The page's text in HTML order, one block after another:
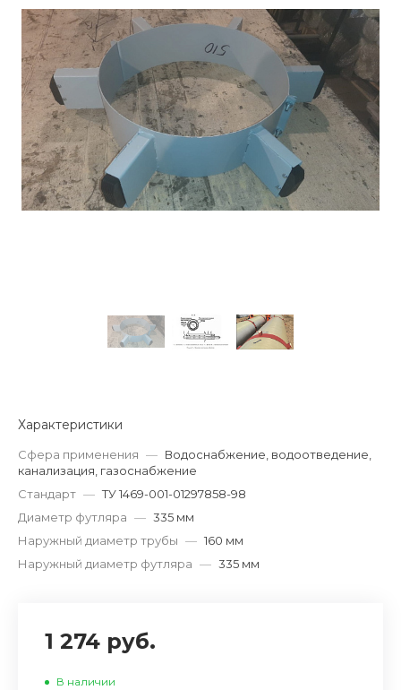
Характеристики
Сфера применения — Водоснабжение, водоотведение,
канализация, газоснабжение
Стандарт — ТУ 1469-001-01297858-98
Диаметр футляра — 335 мм
Наружный диаметр трубы — 160 мм
Наружный диаметр футляра — 335 мм
1 274 руб.
В наличии